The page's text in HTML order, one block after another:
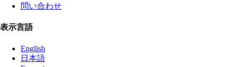
問い合わせ
表示言語
English
日本語